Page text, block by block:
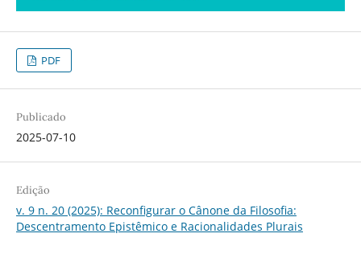
PDF
Publicado
2025-07-10
Edição
v. 9 n. 20 (2025): Reconfigurar o Cânone da Filosofia:
Descentramento Epistêmico e Racionalidades Plurais